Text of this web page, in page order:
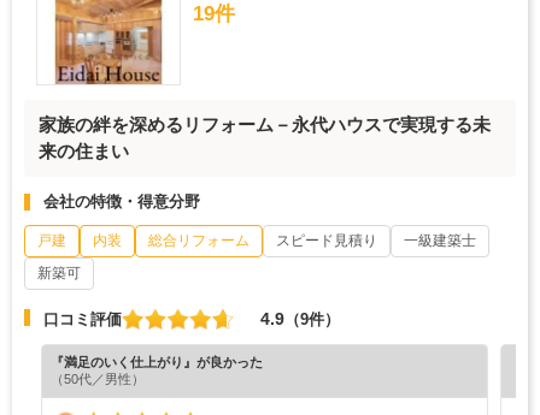
19件
家族の絆を深めるリフォーム－永代ハウスで実現する未
来の住まい
会社の特徴・得意分野
戸建 内装 総合リフォーム スピード見積り
一級建築士
新築可
口コミ評価 4.9 （9件）
『満足のいく仕上がり』が良かった
（50代／男性）